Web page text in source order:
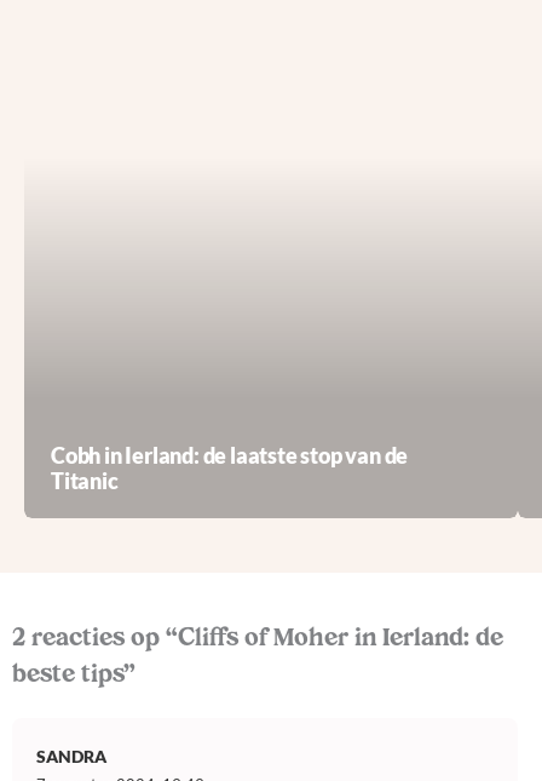
Cobh in Ierland: de laatste stop van de
Titanic
2 reacties op “Cliffs of Moher in Ierland: de
beste tips”
SANDRA